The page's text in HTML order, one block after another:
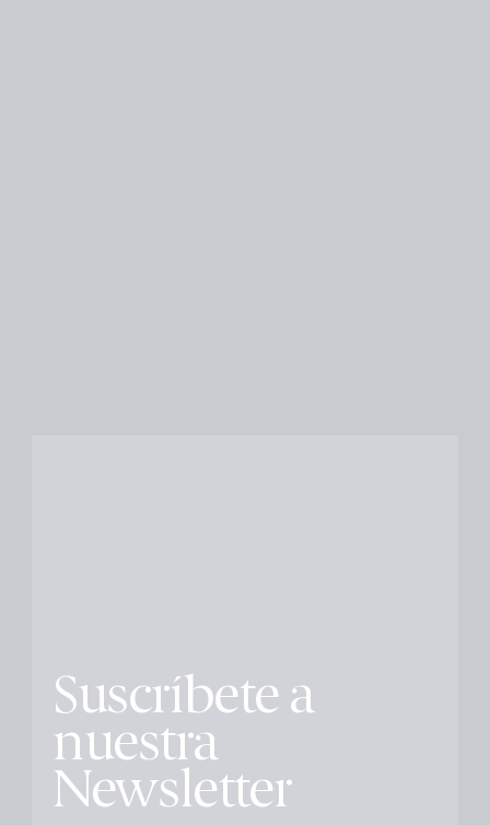
Suscríbete a
nuestra
Newsletter